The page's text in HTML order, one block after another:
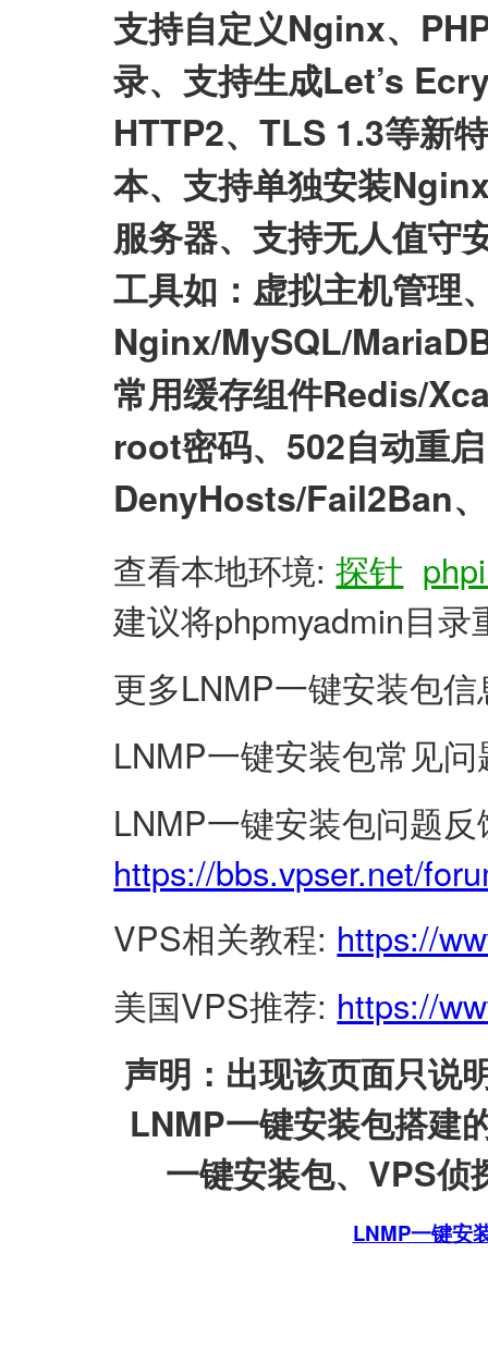
支持自定义Nginx、
录、支持生成Let’s
HTTP2、TLS 1.3等新
本、支持单独安装
服务器、支持无人值守
工具如：虚拟主机管理
Nginx/MySQL/
常用缓存组件Redis/
root密码、502自动重
DenyHosts/Fail2Ban
查看本地环境:探针
建议将phpmyadmin目
更多LNMP一键安装包
LNMP一键安装包常见
LNMP一键安装包问题
https://bbs.vpser.net/
VPS相关教程: https://
美国VPS推荐: https://
声明：出现该页面只说
LNMP一键安装包搭建
一键安装包、VPS
LNMP一键安